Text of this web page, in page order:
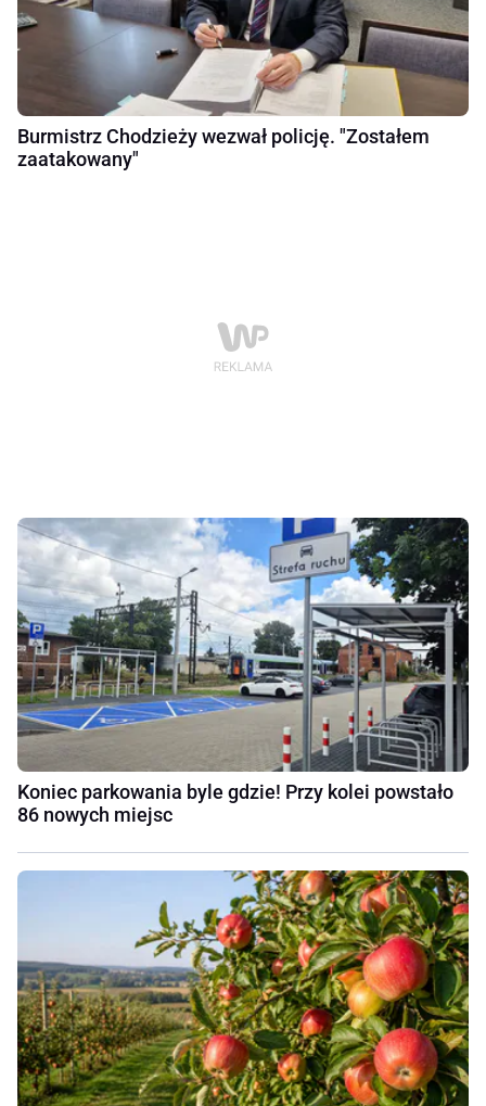
Burmistrz Chodzieży wezwał policję. "Zostałem
zaatakowany"
Koniec parkowania byle gdzie! Przy kolei powstało
86 nowych miejsc